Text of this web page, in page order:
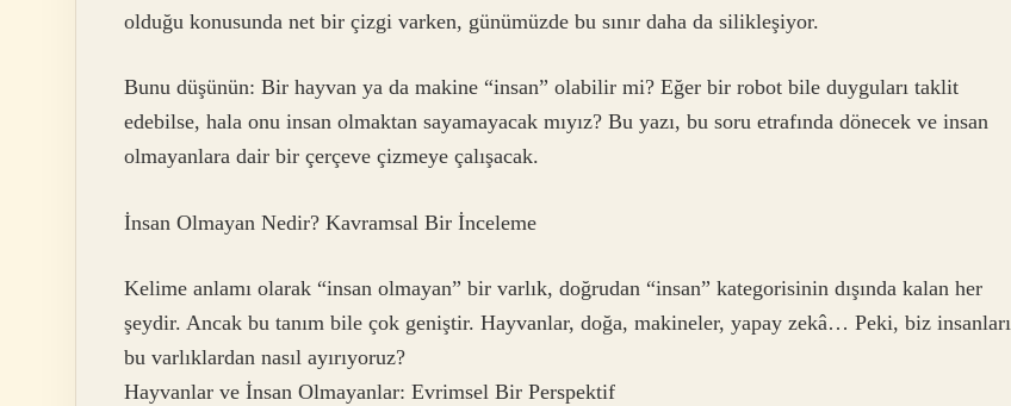
olduğu konusunda net bir çizgi varken, günümüzde bu sınır daha da silikleşiyor.
Bunu düşünün: Bir hayvan ya da makine “insan” olabilir mi? Eğer bir robot bile duyguları taklit
edebilse, hala onu insan olmaktan sayamayacak mıyız? Bu yazı, bu soru etrafında dönecek ve insan
olmayanlara dair bir çerçeve çizmeye çalışacak.
İnsan Olmayan Nedir? Kavramsal Bir İnceleme
Kelime anlamı olarak “insan olmayan” bir varlık, doğrudan “insan” kategorisinin dışında kalan her
şeydir. Ancak bu tanım bile çok geniştir. Hayvanlar, doğa, makineler, yapay zekâ… Peki, biz insanları
bu varlıklardan nasıl ayırıyoruz?
Hayvanlar ve İnsan Olmayanlar: Evrimsel Bir Perspektif